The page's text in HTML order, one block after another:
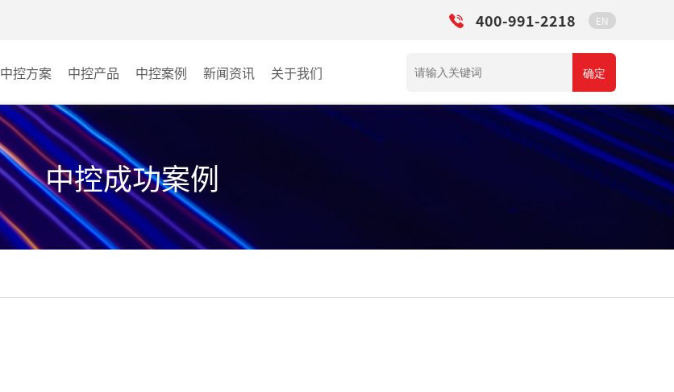
400-991-2218 EN
中控方案 中控产品
MINICC云会控
AI智慧物联中控系统
AI智慧云控教室系统
中控案例
云控教室
其它
新闻资讯 关于我们 确定
中控成功案例